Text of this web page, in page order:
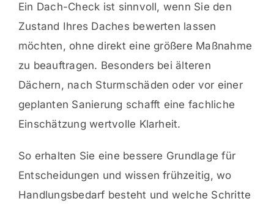
Ein Dach-Check ist sinnvoll, wenn Sie den
Zustand Ihres Daches bewerten lassen
möchten, ohne direkt eine größere Maßnahme
zu beauftragen. Besonders bei älteren
Dächern, nach Sturmschäden oder vor einer
geplanten Sanierung schafft eine fachliche
Einschätzung wertvolle Klarheit.
So erhalten Sie eine bessere Grundlage für
Entscheidungen und wissen frühzeitig, wo
Handlungsbedarf besteht und welche Schritte